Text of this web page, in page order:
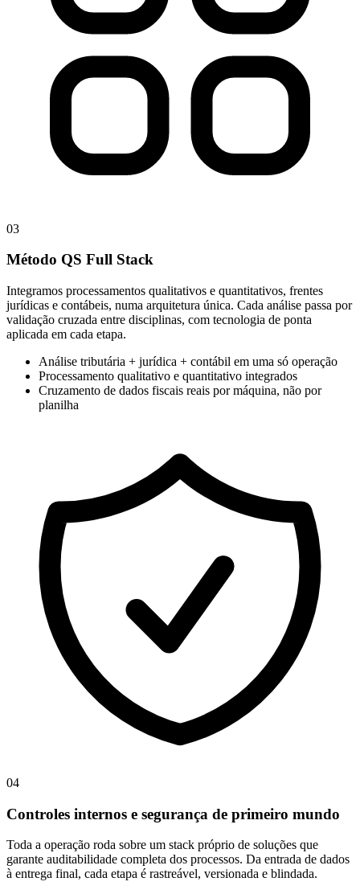
03
Método QS Full Stack
Integramos processamentos qualitativos e quantitativos, frentes
jurídicas e contábeis, numa arquitetura única. Cada análise passa por
validação cruzada entre disciplinas, com tecnologia de ponta
aplicada em cada etapa.
Análise tributária + jurídica + contábil em uma só operação
Processamento qualitativo e quantitativo integrados
Cruzamento de dados fiscais reais por máquina, não por
planilha
04
Controles internos e segurança de primeiro mundo
Toda a operação roda sobre um stack próprio de soluções que
garante auditabilidade completa dos processos. Da entrada de dados
à entrega final, cada etapa é rastreável, versionada e blindada.